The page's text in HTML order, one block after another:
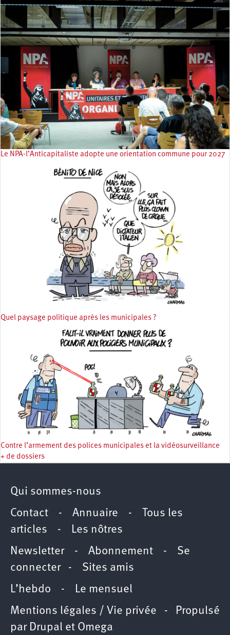
Le NPA-l’Anticapitaliste adopte une orientation commune pour 2027
Quel paysage politique après les municipales ?
Contre l’armement des polices municipales et la vidéosurveillance
+ de dossiers
Qui sommes-nous
Contact - Annuaire -
Tous les
articles - Les nôtres
Newsletter- Abonnement - Se
connecter- Sites amis
L’hebdo - Le mensuel
Mentions légales / Vie privée - Propulsé
par Drupal et Omega